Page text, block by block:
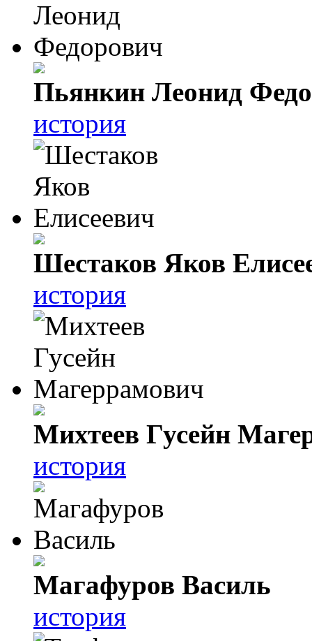
Пьянкин Леонид
история
Шестаков Яков
история
Михтеев Гусейн
история
Магафуров Василь
история